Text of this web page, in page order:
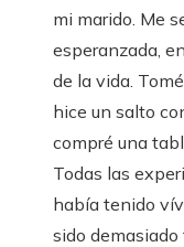
mi marido. Me
esperanzada,
de la vida.
hice un salto
compré una
Todas las
había tenido
sido